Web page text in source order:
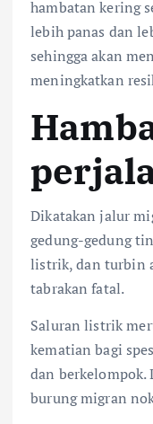
hambatan kering
lebih panas dan
sehingga akan
meningkatkan
Dikatakan jalur
gedung-gedung
listrik, dan turbin
tabrakan fatal.
Saluran listrik
kematian bagi
dan berkelompok.
burung migran